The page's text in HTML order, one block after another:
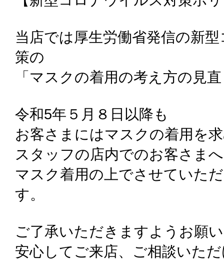
当店では厚生労働省発信の新
策の
「マスクの着用の考え方の見
令和5年５月８日以降も
お客さまにはマスクの着用を
スタッフの店内でのお客さま
マスク着用の上でさせていた
す。
ご了承いただきますようお願
安心してご来店、ご相談いた